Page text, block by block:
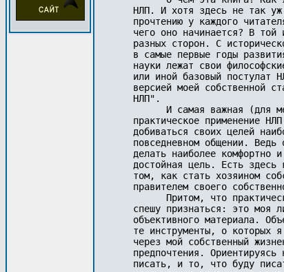
НЛП. И хотя здесь не так уж
прочтению у каждого
чего оно начинается? В той
разных сторон. С
в самые первые годы
науки лежат свои
или иной базовый постулат
версией моей собственной
НЛП".
И самая важная (для
практическое применение
добиваться своих целей
повседневном общении.
делать наиболее комфортно
достойная цель. Есть
том, как стать хозяином
правителем своего
Притом, что
спешу признаться: это моя
объективного материала.
те инструменты, о которых
через мой собственный
предпочтения.
писать, и то, что буду